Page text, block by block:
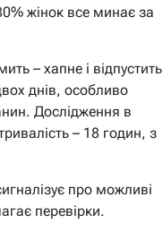
жінок все минає за
– хапне і відпустить
днів, особливо
Дослідження в
– 18 годин, з
про можливі
перевірки.